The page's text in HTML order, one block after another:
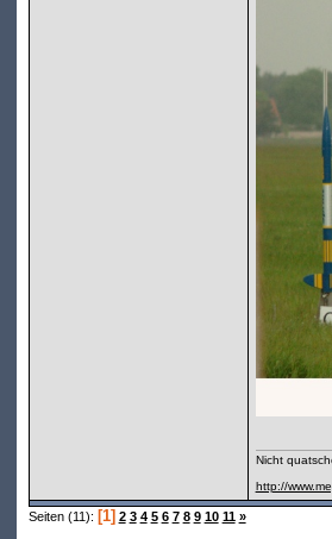
Nicht
http://
Seiten (11): [1] 2 3 4 5 6 7 8 9 10 11 »